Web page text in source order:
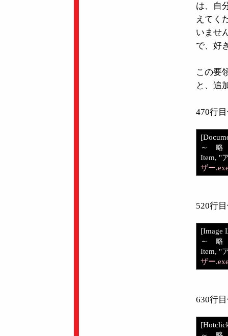
は、自
えてく
いませ
で、好
この要
と、追
470行
～ 略
Item, "
ザー
520行
[Image
～ 略
Item, "
ザー
630行